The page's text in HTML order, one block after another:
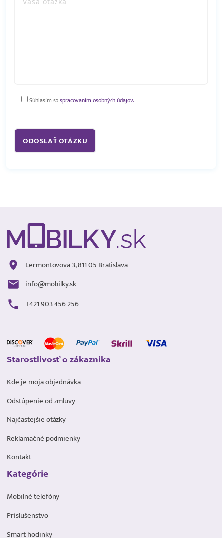
Súhlasím sospracovaním osobných údajov.
Lermontovova 3, 811 05 Bratislava
info@mobilky.sk
+421 903 456 256
Starostlivosť o zákaznika
Kde je moja objednávka
Odstúpenie od zmluvy
Najčastejšie otázky
Reklamačné podmienky
Kontakt
Kategórie
Mobilné telefóny
Príslušenstvo
Smart hodinky